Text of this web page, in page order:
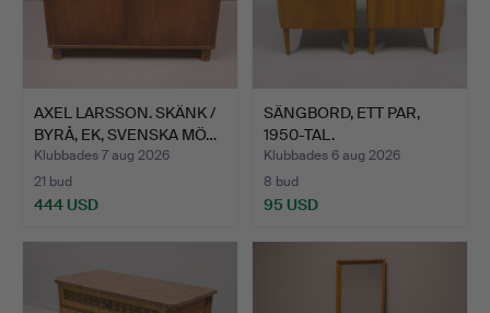
AXEL LARSSON. SKÄNK /
BYRÅ, EK, SVENSKA MÖ…
Klubbades 7 aug 2026
21 bud
444 USD
SÄNGBORD, ETT PAR,
1950-TAL.
Klubbades 6 aug 2026
8 bud
95 USD